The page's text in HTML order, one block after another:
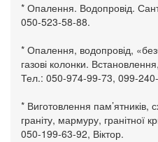
* Опалення. Водопровід.
050-523-58-88.
* Опалення, водопровід,
газові колонки.
Тел.: 050-974-99-73, 099-
* Виготовлення пам’ятників,
граніту, мармуру, гранітної
050-199-63-92, Віктор.